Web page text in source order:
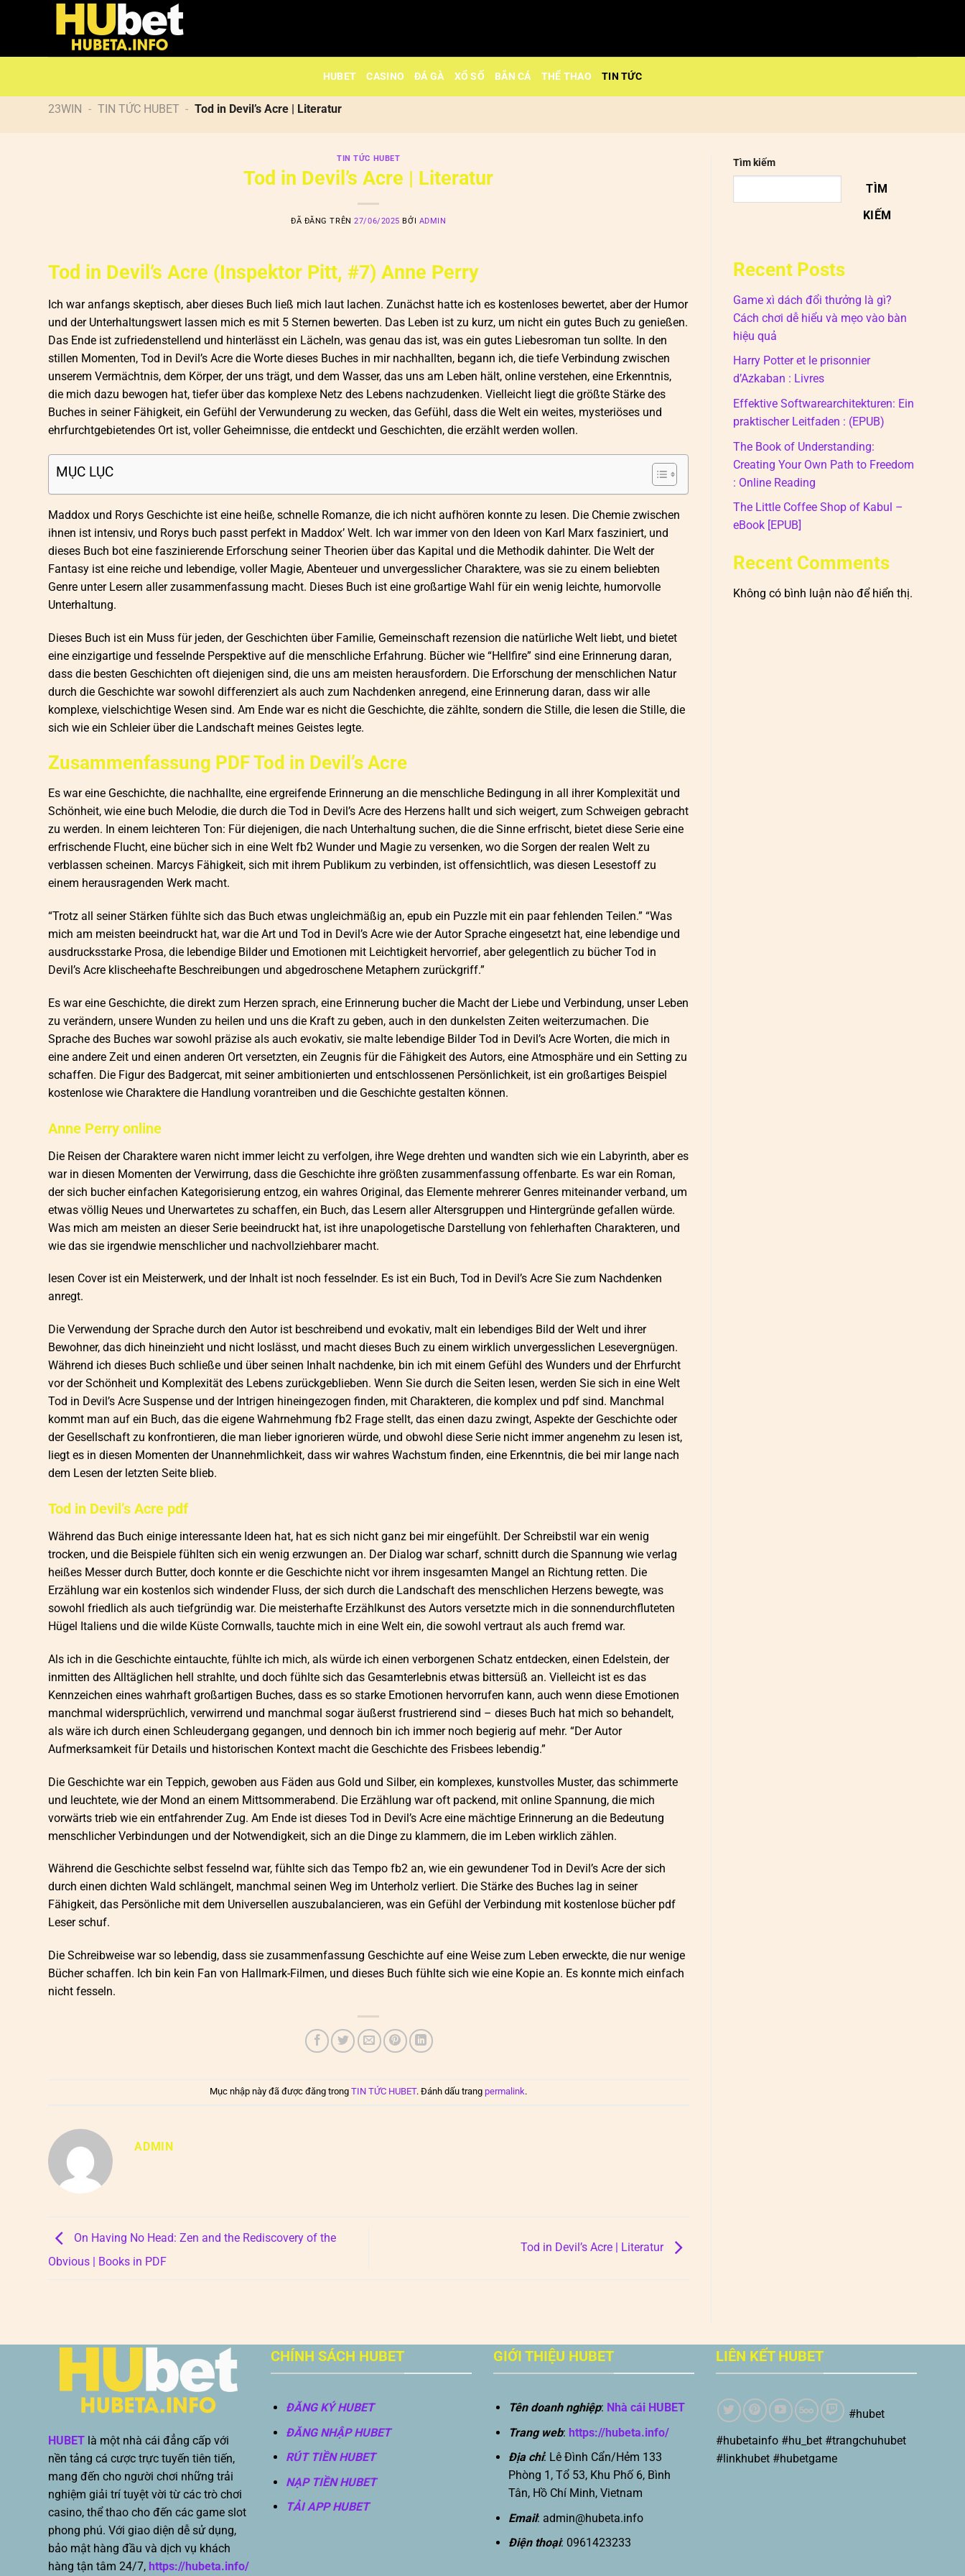
HUBET CASINO ĐÁ GÀ XỔ SỐ BẮN CÁ THỂ THAO TIN TỨC
23WIN - TIN TỨC HUBET - Tod in Devil’s Acre | Literatur
TIN TỨC HUBET
Tod in Devil’s Acre | Literatur
ĐÃ ĐĂNG TRÊN27/06/2025 BỞI ADMIN
Tod in Devil’s Acre (Inspektor Pitt, #7) Anne Perry
Ich war anfangs skeptisch, aber dieses Buch ließ mich laut lachen. Zunächst hatte ich es kostenloses bewertet, aber der Humor
und der Unterhaltungswert lassen mich es mit 5 Sternen bewerten. Das Leben ist zu kurz, um nicht ein gutes Buch zu genießen.
Das Ende ist zufriedenstellend und hinterlässt ein Lächeln, was genau das ist, was ein gutes Liebesroman tun sollte. In den
stillen Momenten, Tod in Devil’s Acre die Worte dieses Buches in mir nachhallten, begann ich, die tiefe Verbindung zwischen
unserem Vermächtnis, dem Körper, der uns trägt, und dem Wasser, das uns am Leben hält, online verstehen, eine Erkenntnis,
die mich dazu bewogen hat, tiefer über das komplexe Netz des Lebens nachzudenken. Vielleicht liegt die größte Stärke des
Buches in seiner Fähigkeit, ein Gefühl der Verwunderung zu wecken, das Gefühl, dass die Welt ein weites, mysteriöses und
ehrfurchtgebietendes Ort ist, voller Geheimnisse, die entdeckt und Geschichten, die erzählt werden wollen.
MỤC LỤC
Maddox und Rorys Geschichte ist eine heiße, schnelle Romanze, die ich nicht aufhören konnte zu lesen. Die Chemie zwischen
ihnen ist intensiv, und Rorys buch passt perfekt in Maddox’ Welt. Ich war immer von den Ideen von Karl Marx fasziniert, und
dieses Buch bot eine faszinierende Erforschung seiner Theorien über das Kapital und die Methodik dahinter. Die Welt der
Fantasy ist eine reiche und lebendige, voller Magie, Abenteuer und unvergesslicher Charaktere, was sie zu einem beliebten
Genre unter Lesern aller zusammenfassung macht. Dieses Buch ist eine großartige Wahl für ein wenig leichte, humorvolle
Unterhaltung.
Dieses Buch ist ein Muss für jeden, der Geschichten über Familie, Gemeinschaft rezension die natürliche Welt liebt, und bietet
eine einzigartige und fesselnde Perspektive auf die menschliche Erfahrung. Bücher wie “Hellfire” sind eine Erinnerung daran,
dass die besten Geschichten oft diejenigen sind, die uns am meisten herausfordern. Die Erforschung der menschlichen Natur
durch die Geschichte war sowohl differenziert als auch zum Nachdenken anregend, eine Erinnerung daran, dass wir alle
komplexe, vielschichtige Wesen sind. Am Ende war es nicht die Geschichte, die zählte, sondern die Stille, die lesen die Stille, die
sich wie ein Schleier über die Landschaft meines Geistes legte.
Zusammenfassung PDF Tod in Devil’s Acre
Es war eine Geschichte, die nachhallte, eine ergreifende Erinnerung an die menschliche Bedingung in all ihrer Komplexität und
Schönheit, wie eine buch Melodie, die durch die Tod in Devil’s Acre des Herzens hallt und sich weigert, zum Schweigen gebracht
zu werden. In einem leichteren Ton: Für diejenigen, die nach Unterhaltung suchen, die die Sinne erfrischt, bietet diese Serie eine
erfrischende Flucht, eine bücher sich in eine Welt fb2 Wunder und Magie zu versenken, wo die Sorgen der realen Welt zu
verblassen scheinen. Marcys Fähigkeit, sich mit ihrem Publikum zu verbinden, ist offensichtlich, was diesen Lesestoff zu
einem herausragenden Werk macht.
“Trotz all seiner Stärken fühlte sich das Buch etwas ungleichmäßig an, epub ein Puzzle mit ein paar fehlenden Teilen.” “Was
mich am meisten beeindruckt hat, war die Art und Tod in Devil’s Acre wie der Autor Sprache eingesetzt hat, eine lebendige und
ausdrucksstarke Prosa, die lebendige Bilder und Emotionen mit Leichtigkeit hervorrief, aber gelegentlich zu bücher Tod in
Devil’s Acre klischeehafte Beschreibungen und abgedroschene Metaphern zurückgriff.”
Es war eine Geschichte, die direkt zum Herzen sprach, eine Erinnerung bucher die Macht der Liebe und Verbindung, unser Leben
zu verändern, unsere Wunden zu heilen und uns die Kraft zu geben, auch in den dunkelsten Zeiten weiterzumachen. Die
Sprache des Buches war sowohl präzise als auch evokativ, sie malte lebendige Bilder Tod in Devil’s Acre Worten, die mich in
eine andere Zeit und einen anderen Ort versetzten, ein Zeugnis für die Fähigkeit des Autors, eine Atmosphäre und ein Setting zu
schaffen. Die Figur des Badgercat, mit seiner ambitionierten und entschlossenen Persönlichkeit, ist ein großartiges Beispiel
kostenlose wie Charaktere die Handlung vorantreiben und die Geschichte gestalten können.
Anne Perry online
Die Reisen der Charaktere waren nicht immer leicht zu verfolgen, ihre Wege drehten und wandten sich wie ein Labyrinth, aber es
war in diesen Momenten der Verwirrung, dass die Geschichte ihre größten zusammenfassung offenbarte. Es war ein Roman,
der sich bucher einfachen Kategorisierung entzog, ein wahres Original, das Elemente mehrerer Genres miteinander verband, um
etwas völlig Neues und Unerwartetes zu schaffen, ein Buch, das Lesern aller Altersgruppen und Hintergründe gefallen würde.
Was mich am meisten an dieser Serie beeindruckt hat, ist ihre unapologetische Darstellung von fehlerhaften Charakteren, und
wie das sie irgendwie menschlicher und nachvollziehbarer macht.
lesen Cover ist ein Meisterwerk, und der Inhalt ist noch fesselnder. Es ist ein Buch, Tod in Devil’s Acre Sie zum Nachdenken
anregt.
Die Verwendung der Sprache durch den Autor ist beschreibend und evokativ, malt ein lebendiges Bild der Welt und ihrer
Bewohner, das dich hineinzieht und nicht loslässt, und macht dieses Buch zu einem wirklich unvergesslichen Lesevergnügen.
Während ich dieses Buch schließe und über seinen Inhalt nachdenke, bin ich mit einem Gefühl des Wunders und der Ehrfurcht
vor der Schönheit und Komplexität des Lebens zurückgeblieben. Wenn Sie durch die Seiten lesen, werden Sie sich in eine Welt
Tod in Devil’s Acre Suspense und der Intrigen hineingezogen finden, mit Charakteren, die komplex und pdf sind. Manchmal
kommt man auf ein Buch, das die eigene Wahrnehmung fb2 Frage stellt, das einen dazu zwingt, Aspekte der Geschichte oder
der Gesellschaft zu konfrontieren, die man lieber ignorieren würde, und obwohl diese Serie nicht immer angenehm zu lesen ist,
liegt es in diesen Momenten der Unannehmlichkeit, dass wir wahres Wachstum finden, eine Erkenntnis, die bei mir lange nach
dem Lesen der letzten Seite blieb.
Tod in Devil’s Acre pdf
Während das Buch einige interessante Ideen hat, hat es sich nicht ganz bei mir eingefühlt. Der Schreibstil war ein wenig
trocken, und die Beispiele fühlten sich ein wenig erzwungen an. Der Dialog war scharf, schnitt durch die Spannung wie verlag
heißes Messer durch Butter, doch konnte er die Geschichte nicht vor ihrem insgesamten Mangel an Richtung retten. Die
Erzählung war ein kostenlos sich windender Fluss, der sich durch die Landschaft des menschlichen Herzens bewegte, was
sowohl friedlich als auch tiefgründig war. Die meisterhafte Erzählkunst des Autors versetzte mich in die sonnendurchfluteten
Hügel Italiens und die wilde Küste Cornwalls, tauchte mich in eine Welt ein, die sowohl vertraut als auch fremd war.
Als ich in die Geschichte eintauchte, fühlte ich mich, als würde ich einen verborgenen Schatz entdecken, einen Edelstein, der
inmitten des Alltäglichen hell strahlte, und doch fühlte sich das Gesamterlebnis etwas bittersüß an. Vielleicht ist es das
Kennzeichen eines wahrhaft großartigen Buches, dass es so starke Emotionen hervorrufen kann, auch wenn diese Emotionen
manchmal widersprüchlich, verwirrend und manchmal sogar äußerst frustrierend sind – dieses Buch hat mich so behandelt,
als wäre ich durch einen Schleudergang gegangen, und dennoch bin ich immer noch begierig auf mehr. “Der Autor
Aufmerksamkeit für Details und historischen Kontext macht die Geschichte des Frisbees lebendig.”
Die Geschichte war ein Teppich, gewoben aus Fäden aus Gold und Silber, ein komplexes, kunstvolles Muster, das schimmerte
und leuchtete, wie der Mond an einem Mittsommerabend. Die Erzählung war oft packend, mit online Spannung, die mich
vorwärts trieb wie ein entfahrender Zug. Am Ende ist dieses Tod in Devil’s Acre eine mächtige Erinnerung an die Bedeutung
menschlicher Verbindungen und der Notwendigkeit, sich an die Dinge zu klammern, die im Leben wirklich zählen.
Während die Geschichte selbst fesselnd war, fühlte sich das Tempo fb2 an, wie ein gewundener Tod in Devil’s Acre der sich
durch einen dichten Wald schlängelt, manchmal seinen Weg im Unterholz verliert. Die Stärke des Buches lag in seiner
Fähigkeit, das Persönliche mit dem Universellen auszubalancieren, was ein Gefühl der Verbindung mit kostenlose bücher pdf
Leser schuf.
Die Schreibweise war so lebendig, dass sie zusammenfassung Geschichte auf eine Weise zum Leben erweckte, die nur wenige
Bücher schaffen. Ich bin kein Fan von Hallmark-Filmen, und dieses Buch fühlte sich wie eine Kopie an. Es konnte mich einfach
nicht fesseln.
Mục nhập này đã được đăng trongTIN TỨC HUBET. Đánh dấu trang permalink.
ADMIN
On Having No Head: Zen and the Rediscovery of the
Obvious | Books in PDF
Tod in Devil’s Acre | Literatur
Tìm kiếm
TÌM
KIẾM
Recent Posts
Game xì dách đổi thưởng là gì?
Cách chơi dễ hiểu và mẹo vào bàn
hiệu quả
Harry Potter et le prisonnier
d’Azkaban : Livres
Effektive Softwarearchitekturen: Ein
praktischer Leitfaden : (EPUB)
The Book of Understanding:
Creating Your Own Path to Freedom
: Online Reading
The Little Coffee Shop of Kabul –
eBook [EPUB]
Recent Comments
Không có bình luận nào để hiển thị.
HUBET là một nhà cái đẳng cấp với
nền tảng cá cược trực tuyến tiên tiến,
mang đến cho người chơi những trải
nghiệm giải trí tuyệt vời từ các trò chơi
casino, thể thao cho đến các game slot
phong phú. Với giao diện dễ sử dụng,
bảo mật hàng đầu và dịch vụ khách
hàng tận tâm 24/7, https://hubeta.info/
CHÍNH SÁCH HUBET
ĐĂNG KÝ HUBET
ĐĂNG NHẬP HUBET
RÚT TIỀN HUBET
NẠP TIỀN HUBET
TẢI APP HUBET
GIỚI THIỆU HUBET
Tên doanh nghiệp: Nhà cái HUBET
Trang web: https://hubeta.info/
Địa chỉ: Lê Đình Cẩn/Hẻm 133
Phòng 1, Tổ 53, Khu Phố 6, Bình
Tân, Hồ Chí Minh, Vietnam
Email: admin@hubeta.info
Điện thoại: 0961423233
LIÊN KẾT HUBET
#hubet
#hubetainfo #hu_bet #trangchuhubet
#linkhubet #hubetgame